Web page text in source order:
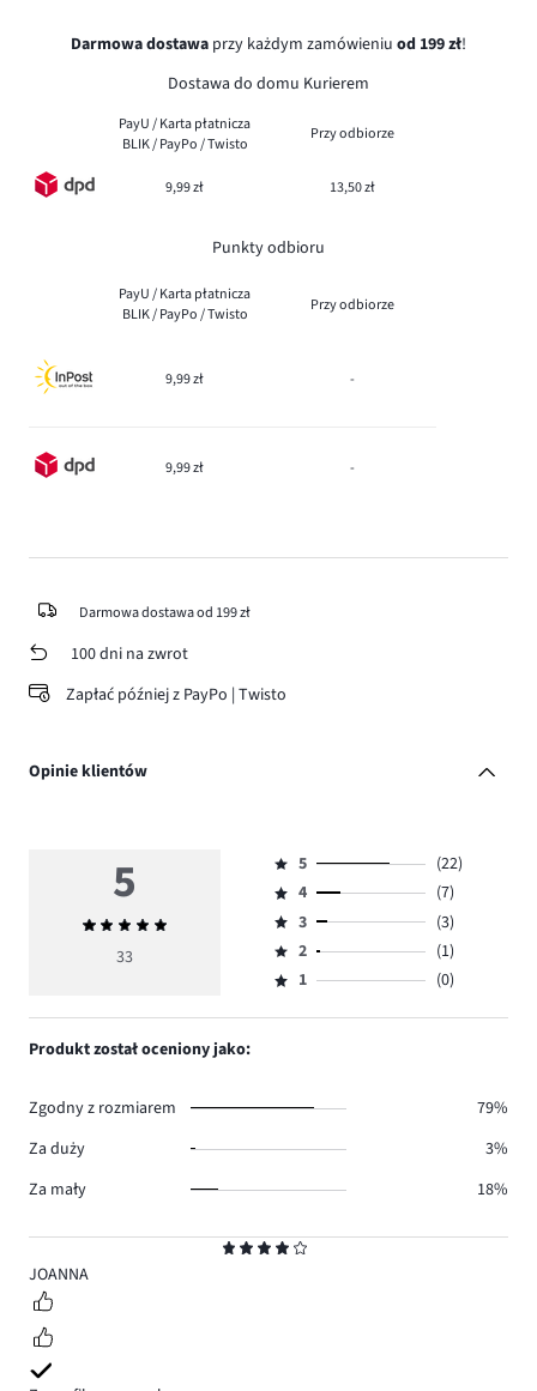
Darmowa dostawa przy każdym zamówieniu od 199 zł!
Dostawa do domu Kurierem
PayU / Karta płatnicza
BLIK / PayPo / Twisto
Przy odbiorze
9,99 zł 13,50 zł
Punkty odbioru
PayU / Karta płatnicza
BLIK / PayPo / Twisto
Przy odbiorze
9,99 zł -
9,99 zł -
Darmowa dostawa od 199 zł
100 dni na zwrot
Zapłać później z PayPo | Twisto
Opinie klientów
4
JOANNA
5
Średnia
ocena
33
Ocena
5,
ilość
głosów
22.
5
(22)
Ocena
4,
ilość
głosów
4
(7)
Ocena
3,
ilość
3
(3)
Ocena
2,
2
(1)
Ocena
1,
1 (0)
Produkt został oceniony jako:
Zgodny z rozmiarem
79%
Za duży
3%
Za mały
18%